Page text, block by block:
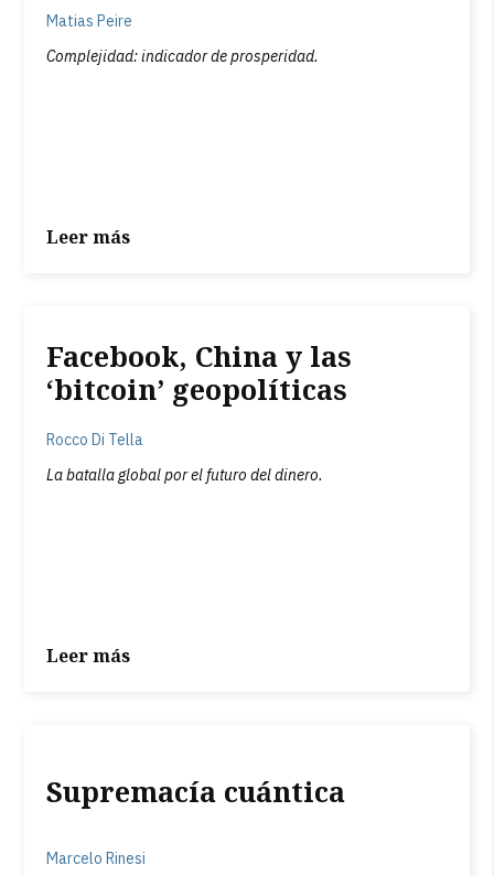
Matias Peire
Complejidad: indicador de prosperidad.
Leer más
Facebook, China y las
‘bitcoin’ geopolíticas
Rocco Di Tella
La batalla global por el futuro del dinero.
Leer más
Supremacía cuántica
Marcelo Rinesi